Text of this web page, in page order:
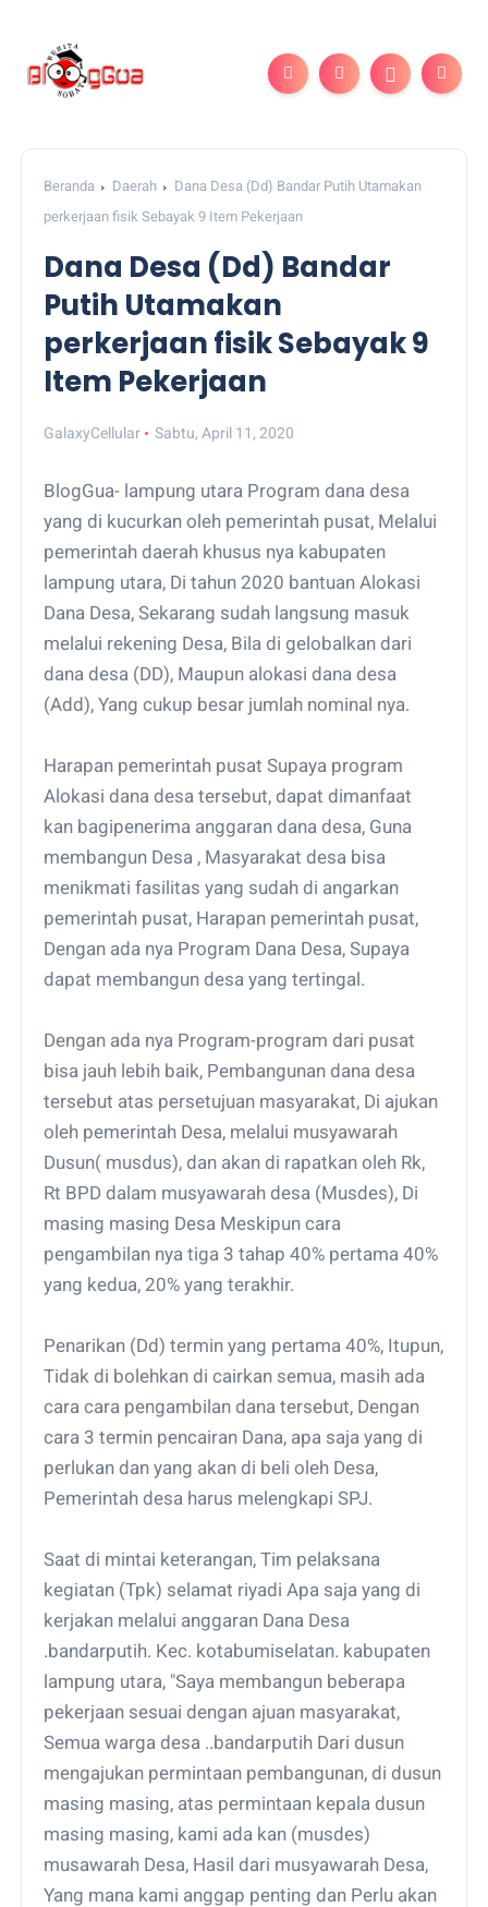
Beranda Daerah
Dana Desa (Dd) Bandar Putih Utamakan
perkerjaan fisik Sebayak 9 Item Pekerjaan
Dana Desa (Dd) Bandar
Putih Utamakan
perkerjaan fisik Sebayak 9
Item Pekerjaan
GalaxyCellular Sabtu, April 11, 2020
BlogGua- lampung utara Program dana desa
yang di kucurkan oleh pemerintah pusat, Melalui
pemerintah daerah khusus nya kabupaten
lampung utara, Di tahun 2020 bantuan Alokasi
Dana Desa, Sekarang sudah langsung masuk
melalui rekening Desa, Bila di gelobalkan dari
dana desa (DD), Maupun alokasi dana desa
(Add), Yang cukup besar jumlah nominal nya.
Harapan pemerintah pusat Supaya program
Alokasi dana desa tersebut, dapat dimanfaat
kan bagipenerima anggaran dana desa, Guna
membangun Desa , Masyarakat desa bisa
menikmati fasilitas yang sudah di angarkan
pemerintah pusat, Harapan pemerintah pusat,
Dengan ada nya Program Dana Desa, Supaya
dapat membangun desa yang tertingal.
Dengan ada nya Program-program dari pusat
bisa jauh lebih baik, Pembangunan dana desa
tersebut atas persetujuan masyarakat, Di ajukan
oleh pemerintah Desa, melalui musyawarah
Dusun( musdus), dan akan di rapatkan oleh Rk,
Rt BPD dalam musyawarah desa (Musdes), Di
masing masing Desa Meskipun cara
pengambilan nya tiga 3 tahap 40% pertama 40%
yang kedua, 20% yang terakhir.
Penarikan (Dd) termin yang pertama 40%, Itupun,
Tidak di bolehkan di cairkan semua, masih ada
cara cara pengambilan dana tersebut, Dengan
cara 3 termin pencairan Dana, apa saja yang di
perlukan dan yang akan di beli oleh Desa,
Pemerintah desa harus melengkapi SPJ.
Saat di mintai keterangan, Tim pelaksana
kegiatan (Tpk) selamat riyadi Apa saja yang di
kerjakan melalui anggaran Dana Desa
.bandarputih. Kec. kotabumiselatan. kabupaten
lampung utara, "Saya membangun beberapa
pekerjaan sesuai dengan ajuan masyarakat,
Semua warga desa ..bandarputih Dari dusun
mengajukan permintaan pembangunan, di dusun
masing masing, atas permintaan kepala dusun
masing masing, kami ada kan (musdes)
musawarah Desa, Hasil dari musyawarah Desa,
Yang mana kami anggap penting dan Perlu akan